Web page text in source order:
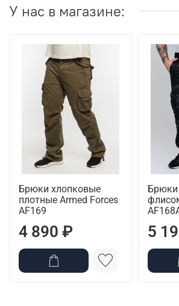
У нас в магазине:
Брюки хлопковые
плотные Armed Forces
AF169
4 890 ₽
Брюки
5